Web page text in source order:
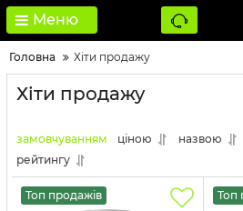
Меню
Головна Хіти продажу
Хіти продажу
замовчуванням ціною
назвою
рейтингу
Топ продажів Топ